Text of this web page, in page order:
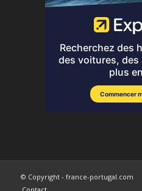
© Copyright - france-portugal.com